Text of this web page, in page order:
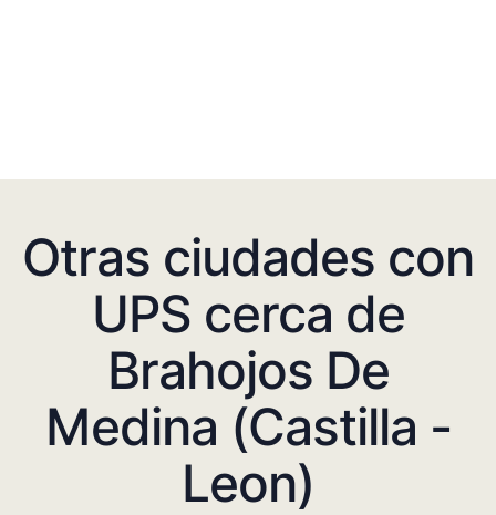
Otras ciudades con
UPS cerca de
Brahojos De
Medina (Castilla -
Leon)